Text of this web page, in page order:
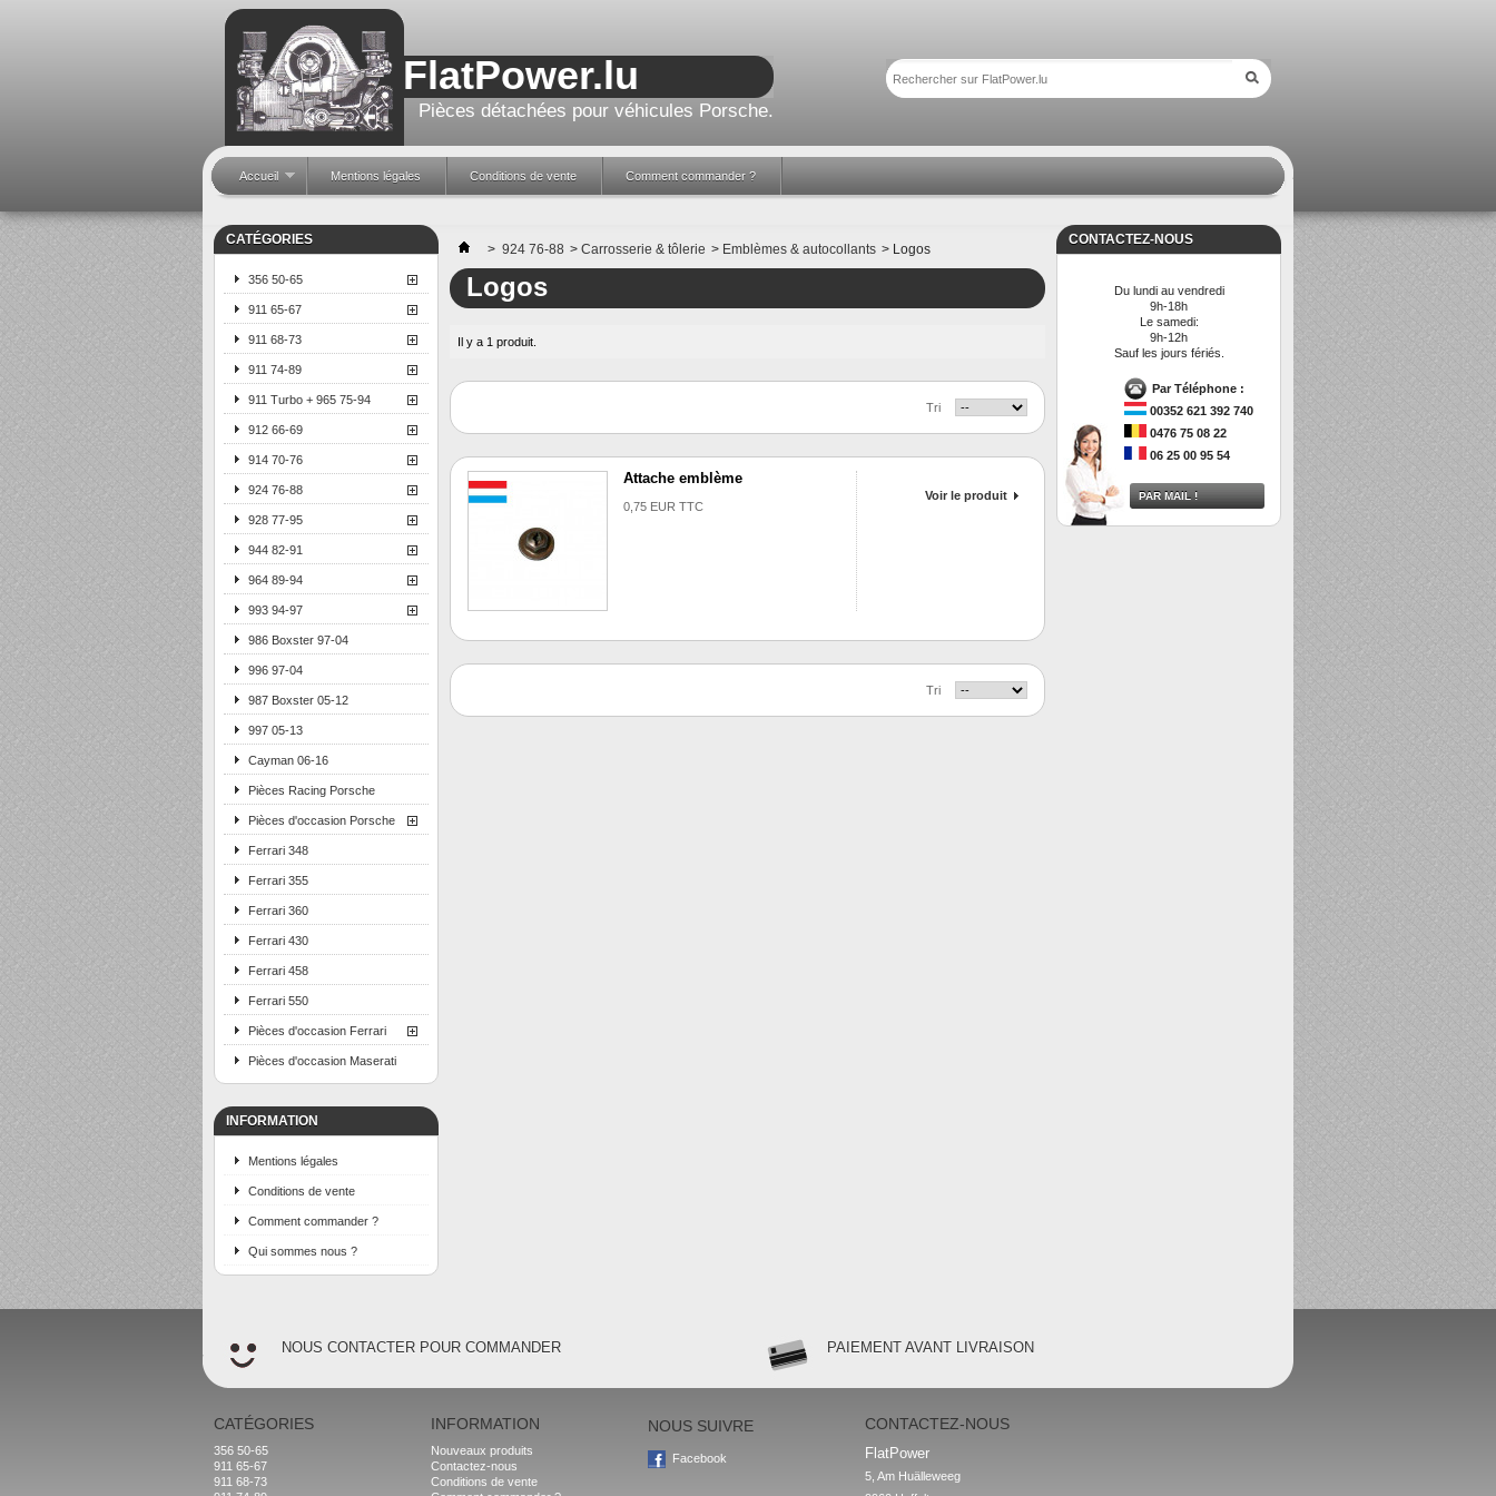
FlatPower.lu
Pièces détachées pour véhicules Porsche.
Accueil Mentions légales Conditions de vente Comment commander ?
CATÉGORIES
356 50-65
911 65-67
911 68-73
911 74-89
911 Turbo + 965 75-94
912 66-69
914 70-76
924 76-88
928 77-95
944 82-91
964 89-94
993 94-97
986 Boxster 97-04
996 97-04
987 Boxster 05-12
997 05-13
Cayman 06-16
Pièces Racing Porsche
Pièces d'occasion Porsche
Ferrari 348
Ferrari 355
Ferrari 360
Ferrari 430
Ferrari 458
Ferrari 550
Pièces d'occasion Ferrari
Pièces d'occasion Maserati
INFORMATION
Mentions légales
Conditions de vente
Comment commander ?
Qui sommes nous ?
> 924 76-88 > Carrosserie & tôlerie > Emblèmes & autocollants > Logos
Logos
Il y a 1 produit.
Tri
Attache emblème
0,75 EUR TTC
Voir le produit
Tri
CONTACTEZ-NOUS
Du lundi au vendredi
9h-18h
Le samedi:
9h-12h
Sauf les jours fériés.
Par Téléphone :
00352 621 392 740
0476 75 08 22
06 25 00 95 54
PAR MAIL !
NOUS CONTACTER POUR COMMANDER PAIEMENT AVANT LIVRAISON
CATÉGORIES
356 50-65
911 65-67
911 68-73
INFORMATION
Nouveaux produits
Contactez-nous
Conditions de vente
NOUS SUIVRE
Facebook
CONTACTEZ-NOUS
FlatPower
5, Am Huälleweeg